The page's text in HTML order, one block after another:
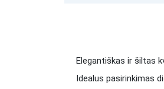
Elegantiškas ir šiltas
Idealus pasirinkimas